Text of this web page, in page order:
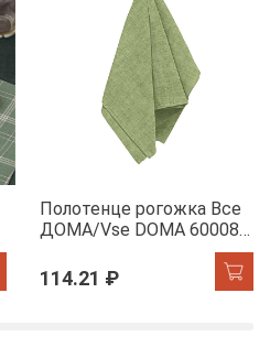
Полотенце рогожка Все
ДОМА/Vse DOMA 60008-
114.21 ₽